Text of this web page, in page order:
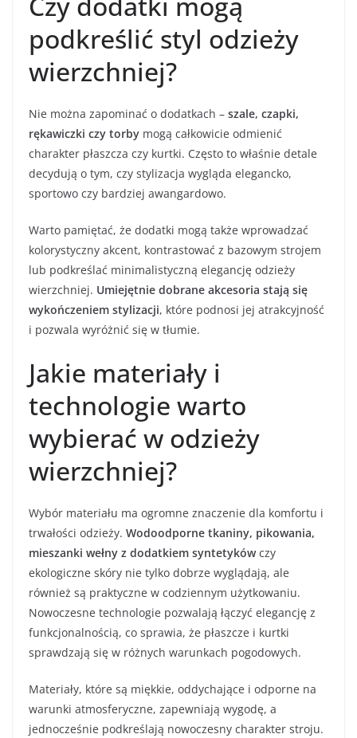
podkreślić styl odzieży
wierzchniej?
Nie można zapominać o dodatkach – szale, czapki,
rękawiczki czy torby mogą całkowicie odmienić
charakter płaszcza czy kurtki. Często to właśnie detale
decydują o tym, czy stylizacja wygląda elegancko,
sportowo czy bardziej awangardowo.
Warto pamiętać, że dodatki mogą także wprowadzać
kolorystyczny akcent, kontrastować z bazowym strojem
lub podkreślać minimalistyczną elegancję odzieży
wierzchniej. Umiejętnie dobrane akcesoria stają się
wykończeniem stylizacji, które podnosi jej atrakcyjność
i pozwala wyróżnić się w tłumie.
Jakie materiały i
technologie warto
wybierać w odzieży
wierzchniej?
Wybór materiału ma ogromne znaczenie dla komfortu i
trwałości odzieży. Wodoodporne tkaniny, pikowania,
mieszanki wełny z dodatkiem syntetykówczy
ekologiczne skóry nie tylko dobrze wyglądają, ale
również są praktyczne w codziennym użytkowaniu.
Nowoczesne technologie pozwalają łączyć elegancję z
funkcjonalnością, co sprawia, że płaszcze i kurtki
sprawdzają się w różnych warunkach pogodowych.
Materiały, które są miękkie, oddychające i odporne na
warunki atmosferyczne, zapewniają wygodę, a
jednocześnie podkreślają nowoczesny charakter stroju.